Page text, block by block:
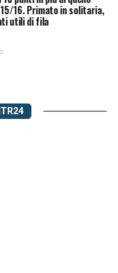
16. Primato in solitaria,
utili di fila